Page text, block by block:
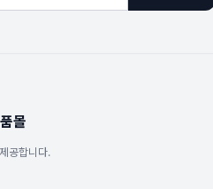
몰
공합니다.